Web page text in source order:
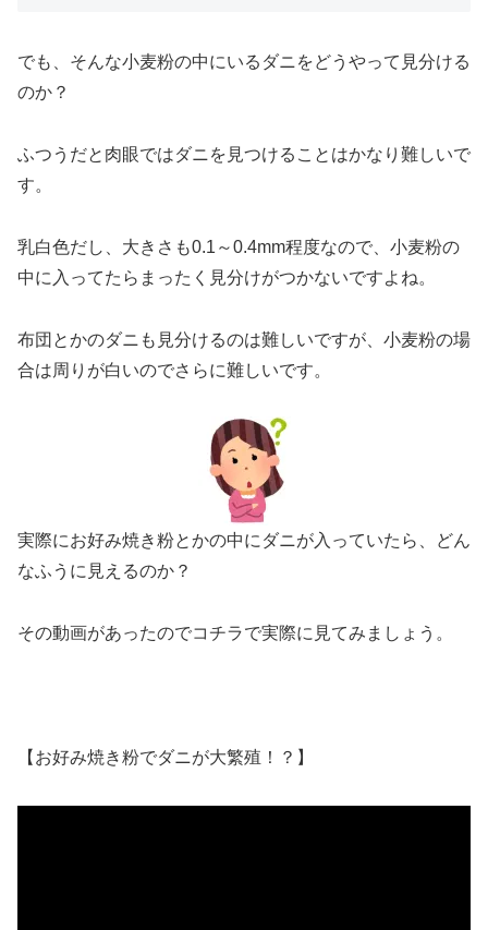
でも、そんな小麦粉の中にいるダニをどうやって見分ける
のか？
ふつうだと肉眼ではダニを見つけることはかなり難しいで
す。
乳白色だし、大きさも0.1～0.4mm程度なので、小麦粉の
中に入ってたらまったく見分けがつかないですよね。
布団とかのダニも見分けるのは難しいですが、小麦粉の場
合は周りが白いのでさらに難しいです。
実際にお好み焼き粉とかの中にダニが入っていたら、どん
なふうに見えるのか？
その動画があったのでコチラで実際に見てみましょう。
【お好み焼き粉でダニが大繁殖！？】